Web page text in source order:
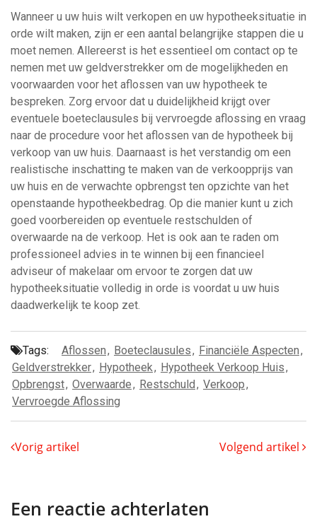
Wanneer u uw huis wilt verkopen en uw hypotheeksituatie in
orde wilt maken, zijn er een aantal belangrijke stappen die u
moet nemen. Allereerst is het essentieel om contact op te
nemen met uw geldverstrekker om de mogelijkheden en
voorwaarden voor het aflossen van uw hypotheek te
bespreken. Zorg ervoor dat u duidelijkheid krijgt over
eventuele boeteclausules bij vervroegde aflossing en vraag
naar de procedure voor het aflossen van de hypotheek bij
verkoop van uw huis. Daarnaast is het verstandig om een
realistische inschatting te maken van de verkoopprijs van
uw huis en de verwachte opbrengst ten opzichte van het
openstaande hypotheekbedrag. Op die manier kunt u zich
goed voorbereiden op eventuele restschulden of
overwaarde na de verkoop. Het is ook aan te raden om
professioneel advies in te winnen bij een financieel
adviseur of makelaar om ervoor te zorgen dat uw
hypotheeksituatie volledig in orde is voordat u uw huis
daadwerkelijk te koop zet.
Tags: Aflossen, Boeteclausules, Financiële Aspecten,
Geldverstrekker, Hypotheek, Hypotheek Verkoop Huis,
Opbrengst, Overwaarde, Restschuld, Verkoop,
Vervroegde Aflossing
Vorig artikel Volgend artikel
Een reactie achterlaten